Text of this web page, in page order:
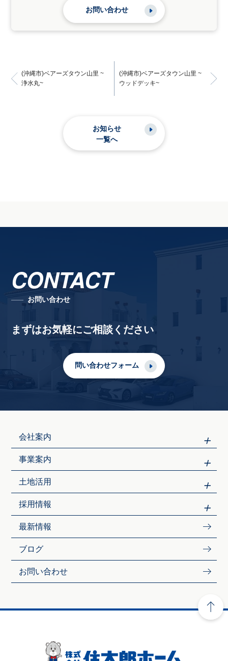
お問い合わせ
(沖縄市)ベアーズタウン山里 ~
浄水丸~
(沖縄市)ベアーズタウン山里 ~
ウッドデッキ~
お知らせ
一覧へ
CONTACT
お問い合わせ
まずはお気軽にご相談ください
問い合わせフォーム
会社案内
事業案内
土地活用
採用情報
最新情報
ブログ
お問い合わせ